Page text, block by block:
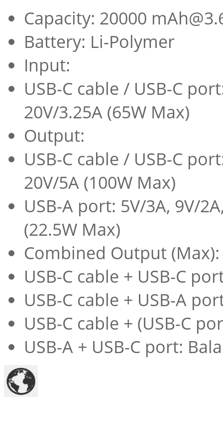
Capacity: 20000
Battery: Li-Polymer
Input:
USB-C cable / USB-C
20V/3.25A (65W Max)
Output:
USB-C cable / USB-C
20V/5A (100W Max)
USB-A port: 5V/3A, 9V/
(22.5W Max)
Combined Output (Max):
USB-C cable + USB-C
USB-C cable + USB-A
USB-C cable + (USB-C
USB-A + USB-C port: